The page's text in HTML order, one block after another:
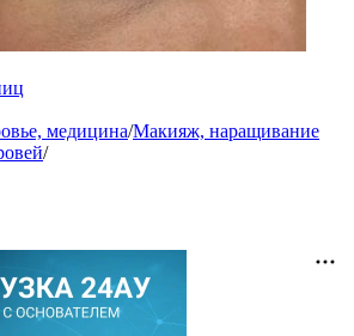
медицина/Макияж, наращивание
/